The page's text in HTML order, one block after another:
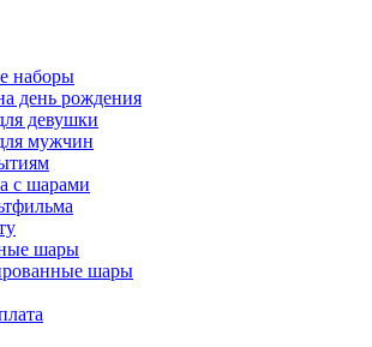
наборы
день рождения
девушки
мужчин
с шарами
шары
шары